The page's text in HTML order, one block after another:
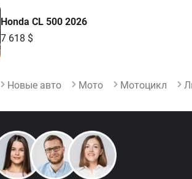
Honda CL 500 2026
7 618 $
Новые авто Мото Мотоцикл